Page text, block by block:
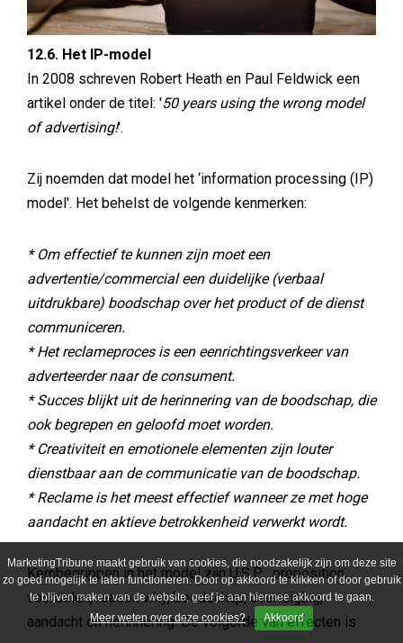
MarketingTribune maakt gebruik van cookies, die noodzakelijk zijn om deze site
zo goed mogelijk te laten functioneren. Door op akkoord te klikken of door gebruik
te blijven maken van de website, geef je aan hiermee akkoord te gaan.
Meer weten over deze cookies?
Akkoord
12.6. Het IP-model
In 2008 schreven Robert Heath en Paul Feldwick een
artikel onder de titel: '50 years using the wrong model
of advertising!'.
Zij noemden dat model het ‘information processing (IP)
model'. Het behelst de volgende kenmerken:
* Om effectief te kunnen zijn moet een
advertentie/commercial een duidelijke (verbaal
uitdrukbare) boodschap over het product of de dienst
communiceren.
* Het reclameproces is een eenrichtingsverkeer van
adverteerder naar de consument.
* Succes blijkt uit de herinnering van de boodschap, die
ook begrepen en geloofd moet worden.
* Creativiteit en emotionele elementen zijn louter
dienstbaar aan de communicatie van de boodschap.
* Reclame is het meest effectief wanneer ze met hoge
aandacht en aktieve betrokkenheid verwerkt wordt.
Kernbegrippen in het model zijn U.S.P. , proposition,
voordelen, reason why, boodschap, overtuiging,
aandacht en herinnering. De volgorde van effecten is